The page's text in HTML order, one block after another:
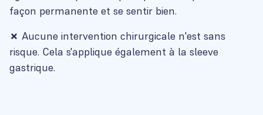
façon permanente et se sentir bien.
✗ Aucune intervention chirurgicale n'est sans
risque. Cela s'applique également à la sleeve
gastrique.